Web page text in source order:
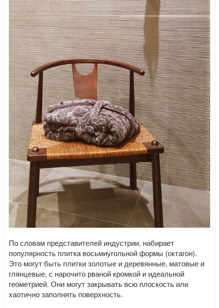
По словам представителей индустрии, набирает
популярность плитка восьмиугольной формы (октагон).
Это могут быть плитки золотые и деревянные, матовые и
глянцевые, с нарочито рваной кромкой и идеальной
геометрией. Они могут закрывать всю плоскость или
хаотично заполнять поверхность.